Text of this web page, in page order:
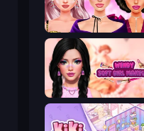
New Year Makeup Trends
Wendy Soft Girl Makeup